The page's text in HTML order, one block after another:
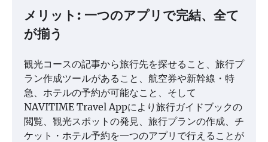
メリット: 一つのアプリで完結、全て
が揃う
観光コースの記事から旅行先を探せること、旅行プ
ラン作成ツールがあること、航空券や新幹線・特
急、ホテルの予約が可能なこと、そして
NAVITIME Travel Appにより旅行ガイドブックの
閲覧、観光スポットの発見、旅行プランの作成、チ
ケット・ホテル予約を一つのアプリで行えることが